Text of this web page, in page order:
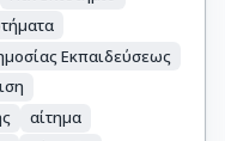
Εκπαιδεύσεως
αίτημα